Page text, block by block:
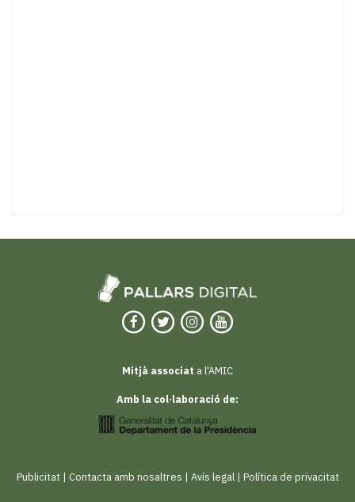
Mitjà associat a l'AMIC
Amb la col·laboració de:
Publicitat| Contacta amb nosaltres | Avís legal| Política de privacitat